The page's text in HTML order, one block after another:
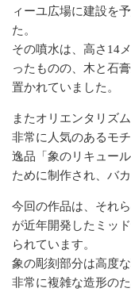
ィーユ広場に建設を
た。
その噴水は、高さ14
ったものの、木と石
置かれていました。
またオリエンタリズ
非常に人気のあるモ
逸品「象のリキュー
ために制作され、バ
今回の作品は、それ
が近年開発したミッ
られています。
象の彫刻部分は高度
非常に複雑な造形の